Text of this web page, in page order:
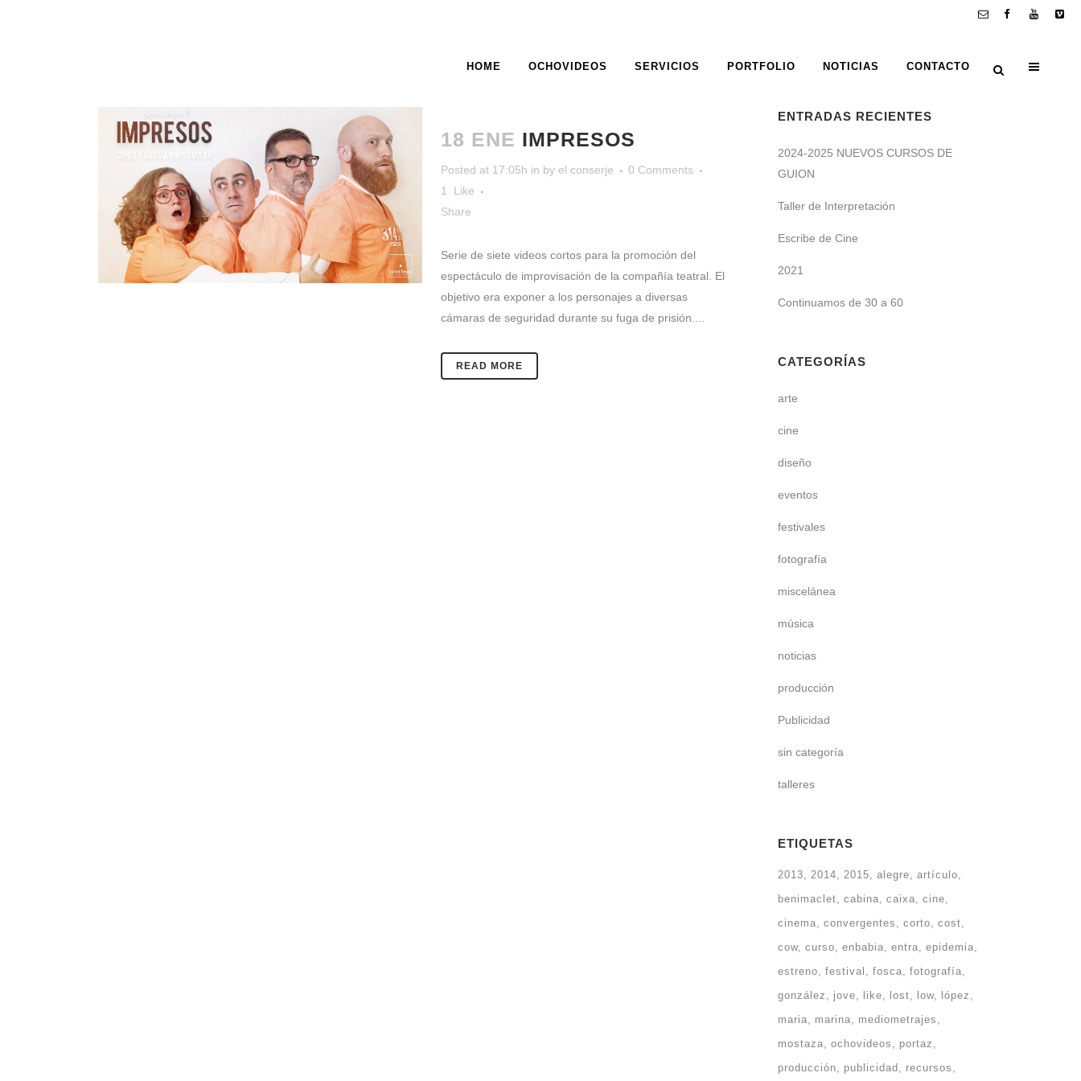
HOME OCHOVIDEOS SERVICIOS PORTFOLIO NOTICIAS CONTACTO
ARCHIVE
18 ENE IMPRESOS
Posted at 17:05h in by el conserje
0 Comments
1
Like
Share
Serie de siete videos cortos para la promoción del
espectáculo de improvisación de la compañía teatral. El
objetivo era exponer a los personajes a diversas
cámaras de seguridad durante su fuga de prisión....
READ MORE
ENTRADAS RECIENTES
2024-2025 NUEVOS CURSOS DE
GUION
Taller de Interpretación
Escribe de Cine
2021
Continuamos de 30 a 60
CATEGORÍAS
arte
cine
diseño
eventos
festivales
fotografía
miscelánea
música
noticias
producción
Publicidad
sin categoría
talleres
ETIQUETAS
2013 2014 2015 alegre
artículo
benimaclet
cabina caixa
cine
cinema
convergentes corto
cost
cow curso enbabia entra
epidemia
estreno
festival fosca
fotografía
gonzález
jove like lost low
lópez
maria
marina
mediometrajes
mostaza
ochovideos
portaz
producción
publicidad recursos